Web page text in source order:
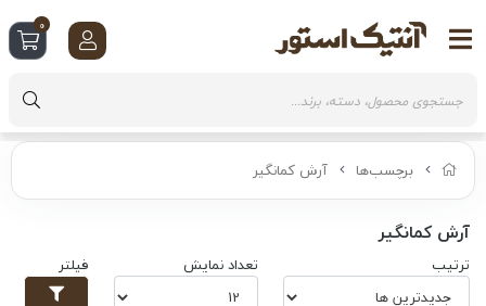
برچسب‌ها آرش کمانگیر
آرش کمانگیر
ترتیب تعداد نمایش فیلتر
0